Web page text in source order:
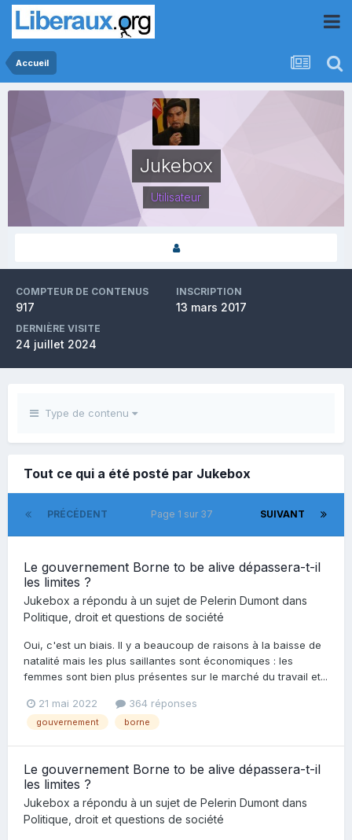
Accueil
Jukebox
Utilisateur
COMPTEUR DE CONTENUS
917
INSCRIPTION
13 mars 2017
DERNIÈRE VISITE
24 juillet 2024
Type de contenu
Tout ce qui a été posté par Jukebox
PRÉCÉDENT SUIVANT
Page 1 sur 37
Le gouvernement Borne to be alive dépassera-t-il
les limites ?
Jukebox a répondu à un sujet de Pelerin Dumont dans
Politique, droit et questions de société
Oui, c'est un biais. Il y a beaucoup de raisons à la baisse de
natalité mais les plus saillantes sont économiques : les
femmes sont bien plus présentes sur le marché du travail et...
21 mai 2022 364 réponses
gouvernement borne
Le gouvernement Borne to be alive dépassera-t-il
les limites ?
Jukebox a répondu à un sujet de Pelerin Dumont dans
Politique, droit et questions de société